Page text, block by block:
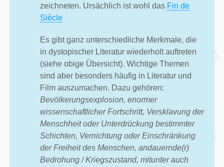
zeichneten. Ursächlich ist wohl das Fin de
Siècle
Es gibt ganz unterschiedliche Merkmale, die
in dystopischer Literatur wiederholt auftreten
(siehe obige Übersicht). Wichtige Themen
sind aber besonders häufig in Literatur und
Film auszumachen. Dazu gehören:
Bevölkerungsexplosion, enormer
wissenschaftlicher Fortschritt, Versklavung der
Menschheit oder Unterdrückung bestimmter
Schichten, Vernichtung oder Einschränkung
der Freiheit des Menschen, andauernde(r)
Bedrohung / Kriegszustand, mitunter auch